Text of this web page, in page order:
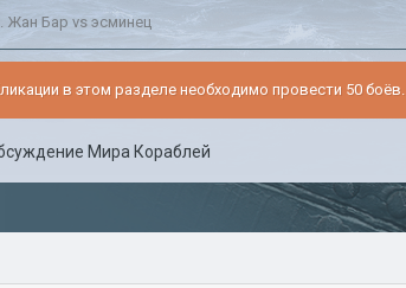
Жан Бар vs эсминец
в этом разделе необходимо провести 50 боёв.
Мира Кораблей